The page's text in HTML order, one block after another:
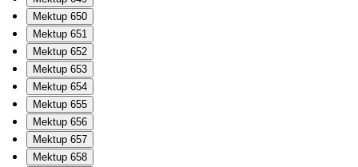
Mektup 650
Mektup 651
Mektup 652
Mektup 653
Mektup 654
Mektup 655
Mektup 656
Mektup 657
Mektup 658